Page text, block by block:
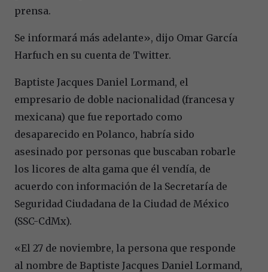
prensa.
Se informará más adelante», dijo Omar García
Harfuch en su cuenta de Twitter.
Baptiste Jacques Daniel Lormand, el
empresario de doble nacionalidad (francesa y
mexicana) que fue reportado como
desaparecido en Polanco, habría sido
asesinado por personas que buscaban robarle
los licores de alta gama que él vendía, de
acuerdo con información de la Secretaría de
Seguridad Ciudadana de la Ciudad de México
(SSC-CdMx).
«El 27 de noviembre, la persona que responde
al nombre de Baptiste Jacques Daniel Lormand,